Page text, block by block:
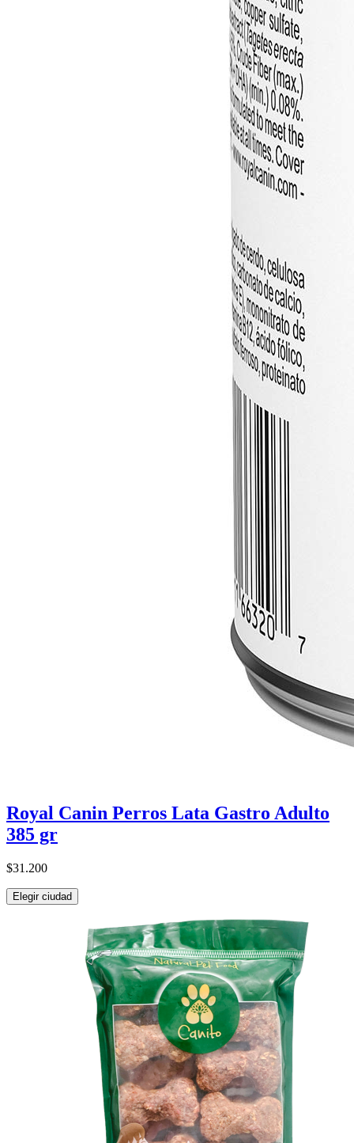
Royal Canin Perros Lata Gastro Adulto
385 gr
$31.200
Elegir ciudad